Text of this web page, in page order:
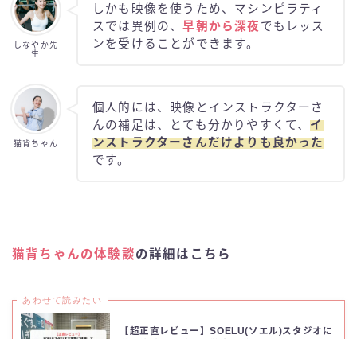
しなやか先
生
しかも映像を使うため、マシンピラティ
スでは異例の、早朝から深夜 でもレッス
ンを受けることができます。
猫背ちゃん
個人的には、映像とインストラクターさ
んの補足は、とても分かりやすくて、 イ
ンストラクターさんだけよりも良かった
です。
猫背ちゃんの体験談の詳細はこちら
あわせて読みたい
【超正直レビュー】SOELU(ソエル)スタジオに